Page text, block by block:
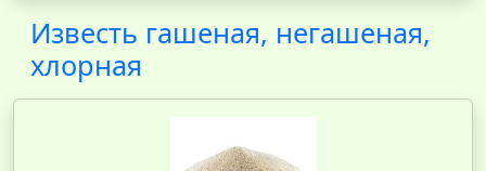
Известь гашеная, негашеная,
хлорная